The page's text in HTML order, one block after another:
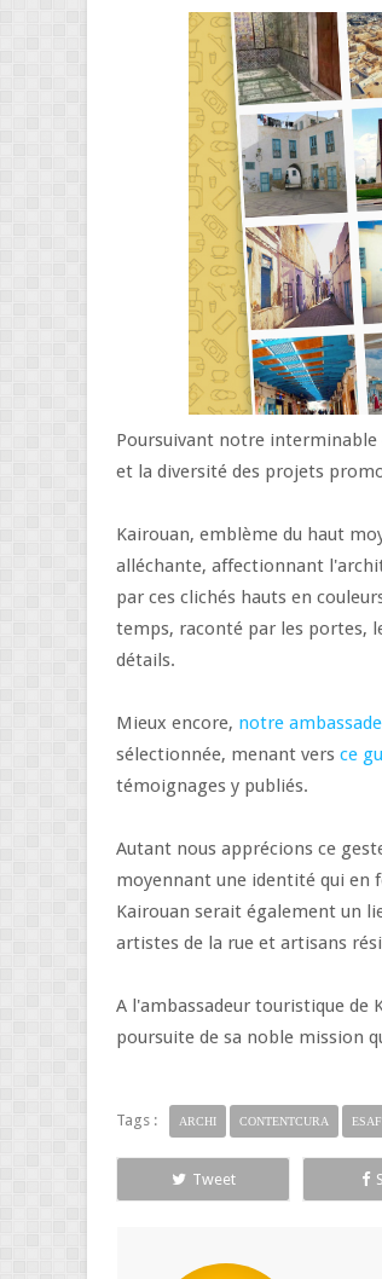
Poursuivant notre interminable
et la diversité des projets
Kairouan, emblème du haut
alléchante, affectionnant
par ces clichés hauts en
temps, raconté par les portes,
détails.
Mieux encore, notre
sélectionnée, menant vers ce
témoignages y publiés.
Autant nous apprécions ce
moyennant une identité qui
Kairouan serait également un
artistes de la rue et artisans
A l'ambassadeur touristique de
poursuite de sa noble mission
Tags : ARCHI CONTENTCURA
Tweet